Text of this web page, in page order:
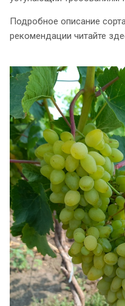
Подробное описание
рекомендации читайте